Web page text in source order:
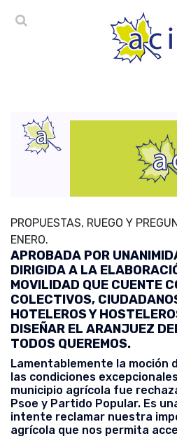
PROPUESTAS, RUEGO Y
ENERO.
APROBADA POR
DIRIGIDA A LA
MOVILIDAD QUE CUENTE
COLECTIVOS,
HOTELEROS Y
DISEÑAR EL ARANJUEZ
TODOS QUEREMOS.
Lamentablemente la moción
las condiciones
municipio agrícola fue
Psoe y Partido Popular. Es
intente reclamar nuestra
agrícola que nos permita